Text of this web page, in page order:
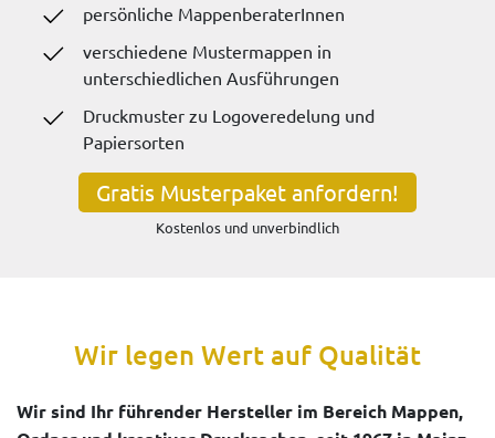
persönliche MappenberaterInnen
verschiedene Mustermappen in
unterschiedlichen Ausführungen
Druckmuster zu Logoveredelung und
Papiersorten
Gratis Musterpaket anfordern!
Kostenlos und unverbindlich
Wir legen Wert auf Qualität
Wir sind Ihr führender Hersteller im Bereich Mappen,